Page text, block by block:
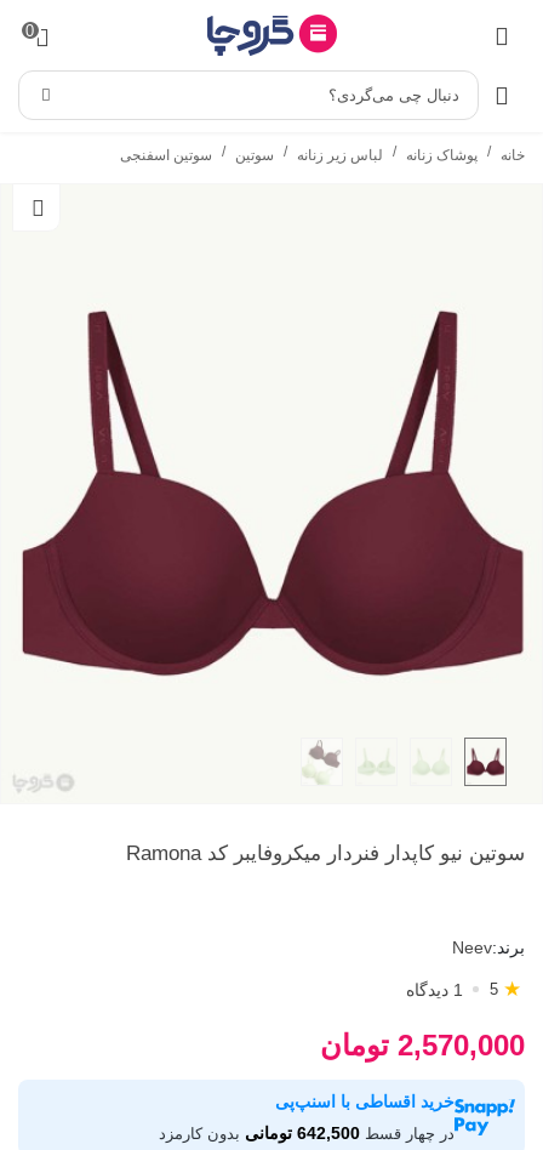
0
دنبال چی می‌گردی؟
خانه / پوشاک زنانه / لباس زیر زنانه / سوتین / سوتین اسفنجی
سوتین نیو کاپدار فنردار میکروفایبر کد Ramona
برند:Neev
5 ★ 1 دیدگاه
2,570,000 تومان
خرید اقساطی با اسنپ‌پی
در چهار قسط 642,500 تومانی بدون کارمزد